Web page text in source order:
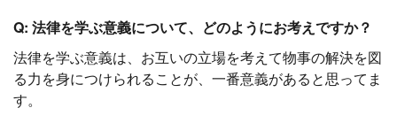
Q: 法律を学ぶ意義について、どのようにお考えですか？
法律を学ぶ意義は、お互いの立場を考えて物事の解決を図
る力を身につけられることが、一番意義があると思ってま
す。